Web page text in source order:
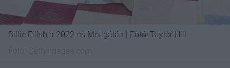
Billie Eilish a 2022-es Met gálán | Fotó: Taylor Hill